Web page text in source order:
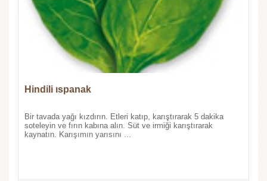
Hindili ıspanak
Bir tavada yağı kızdırın. Etleri katıp, karıştırarak 5 dakika
soteleyin ve fırın kabına alın. Süt ve irmiği karıştırarak
kaynatın. Karışımın yarısını ...